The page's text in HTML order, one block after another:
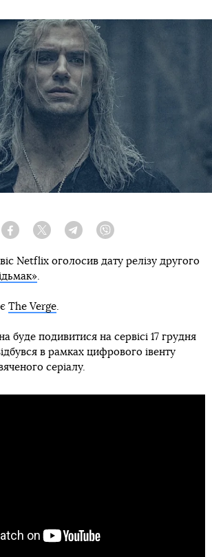
Facebook Twitter Telegram
Netflix оголосив дату релізу другого
.
The Verge.
буде подивитися на сервісі 17 грудня
в рамках цифрового івенту
серіалу.